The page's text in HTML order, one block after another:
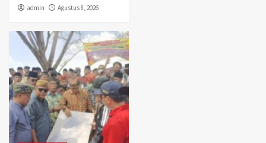
admin Agustus 8, 2026